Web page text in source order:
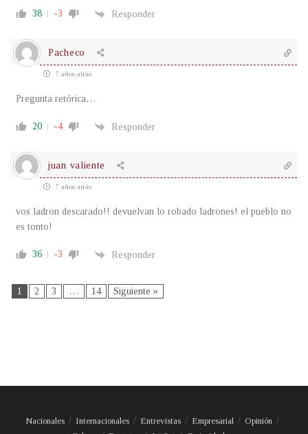
38 -3 Responder
Pacheco
7 años atrás
Pregunta retórica…
20 -4 Responder
juan valiente
7 años atrás
vos ladron descarado!! devuelvan lo robado ladrones! el pueblo no
es tonto!
36 -3 Responder
1 2 3 … 14 Siguiente »
Nacionales Internacionales Entrevistas Empresarial
Opinión